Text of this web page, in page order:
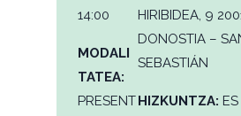
14:00
MODALI
TATEA:
PRESENT
HIRIBIDEA, 9
DONOSTIA –
SEBASTIÁN
HIZKUNTZA: ES